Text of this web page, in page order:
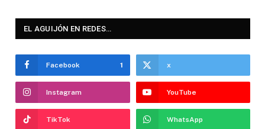
EL AGUIJÓN EN REDES…
Facebook 1 x
Instagram YouTube
TikTok WhatsApp